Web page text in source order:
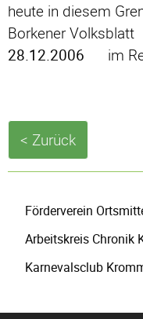
heute in diesem
Borkener
28.12.2006 im
< Zurück
überspringen
Förderverein
Arbeitskreis Chronik
Karnevalsclub